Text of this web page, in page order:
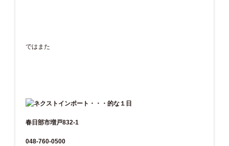
ではまた
春日部市増戸832-1
048-760-0500